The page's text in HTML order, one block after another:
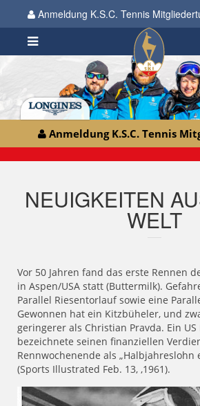
Anmeldung K.S.C. Tennis
Anmeldung K.S.C. Tennis
NEUIGKEITEN
WELT
Vor 50 Jahren fand das erste Rennen
in Aspen/USA statt (Buttermilk).
Parallel Riesentorlauf sowie eine
Gewonnen hat ein Kitzbüheler, und
geringerer als Christian Pravda. Ein US
bezeichnete seinen finanziellen
Rennwochenende als „Halbjahreslohn
(Sports Illustrated Feb. 13, ,1961).